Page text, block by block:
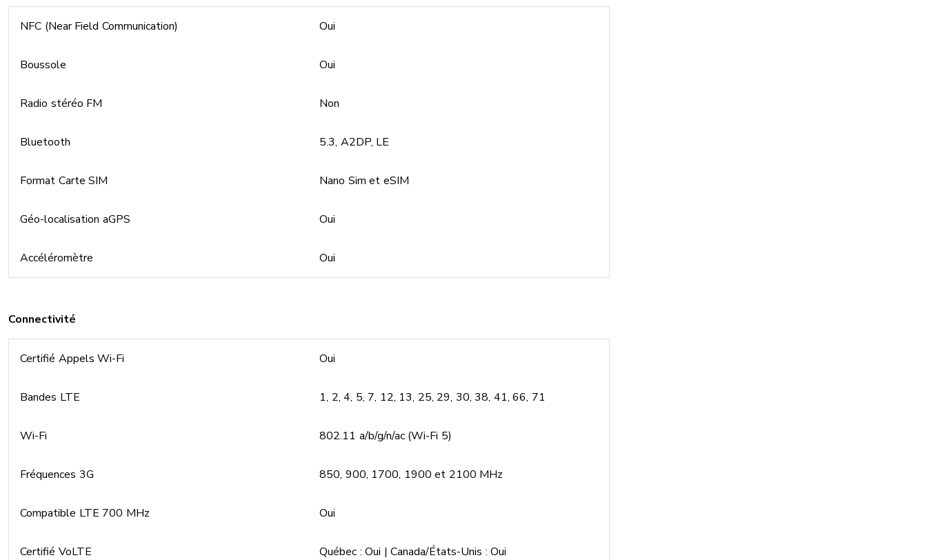
NFC (Near Field Communication) Oui
Boussole Oui
Radio stéréo FM Non
Bluetooth 5.3, A2DP, LE
Format Carte SIM Nano Sim et eSIM
Géo-localisation aGPS Oui
Accéléromètre Oui
Connectivité
Certifié Appels Wi-Fi Oui
Bandes LTE 1, 2, 4, 5, 7, 12, 13, 25, 29, 30, 38, 41, 66, 71
Wi-Fi 802.11 a/b/g/n/ac (Wi-Fi 5)
Fréquences 3G 850, 900, 1700, 1900 et 2100 MHz
Compatible LTE 700 MHz Oui
Certifié VoLTE Québec : Oui | Canada/États-Unis : Oui